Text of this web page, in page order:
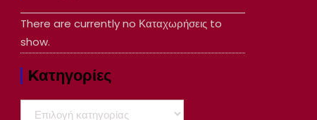
There are currently no Καταχωρήσεις to
show.
Kατηγορίες
Kατηγορίες